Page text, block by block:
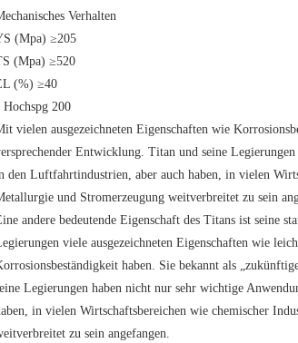
Verhalten
(Mpa) ≥205
(Mpa) ≥520
(%) ≥40
Hochspg 200
vielen ausgezeichneten Eigenschaften wie
Entwicklung. Titan und seine
den Luftfahrtindustrien, aber auch haben, in vielen
und Stromerzeugung weitverbreitet zu sein
andere bedeutende Eigenschaft des Titans ist seine
viele ausgezeichneten Eigenschaften wie
haben. Sie bekannt als
Legierungen haben nicht nur sehr wichtige
in vielen Wirtschaftsbereichen wie chemischer
zu sein angefangen.